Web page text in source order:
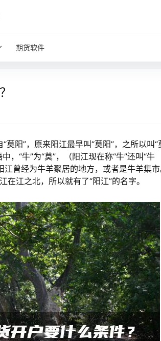
期货软件
阳”，原来阳江最早叫“莫阳”，之所以叫“
“牛”为“莫”，（阳江现在称“牛”还叫“牛
江曾经为牛羊聚居的地方，或者是牛羊集
江之北，所以就有了“阳江”的名字。